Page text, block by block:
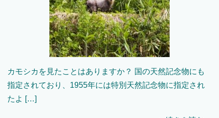
カモシカを見たことはありますか？ 国の天然記念物にも
指定されており、1955年には特別天然記念物に指定され
たよ […]